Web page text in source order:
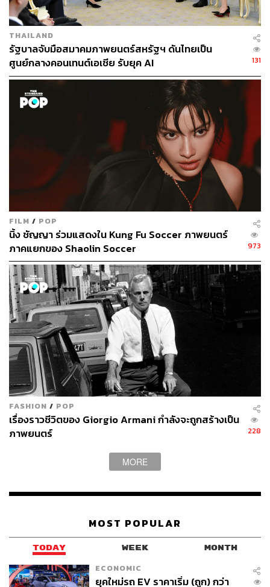
ความผิดพลาดของคนทำและความผิดพลาดในการดูหนัง
ของคนดู เป็นเรื่องที่อาจจะไม่สามารถตัดสินได้ว่าควรจะเป็น
แบบไหน ขึ้นอยู่กับว่าคุณเป็นคนทำแบบไหน และคุณเป็นคน
ดูแบบไหนมากกว่า
พิสูจน์อักษร:
เต๋อ-นวพล ธำรงรัตนฤทธิ์
134
ABOUT THE AUTHOR
นวพล ธำรงรัตนฤทธิ์
เป็นนักติดต่อสื่อสารผ่านมีเดียต่างๆ โดยหลัก
คือจอหนังในโรงภาพยนตร์และมือถือ โดยรอง
คือตัวหนังสือหน้าคอมพิวเตอร์และแผ่น
กระดาษ โดยน้อยที่สุดคือพอดแคสต์และอาร์ต
สเปซ กับคอลัมน์ ‘Before Behind Between’
THAILAND
รัฐบาลจับมือสมาคมภาพยนตร์สหรัฐฯ ดันไทยเป็น
ศูนย์กลางคอนเทนต์เอเชีย รับยุค AI
131
FILM / POP
นิ้ง ชัญญา ร่วมแสดงใน Kung Fu Soccer ภาพยนตร์
ภาคแยกของ Shaolin Soccer
973
FASHION / POP
เรื่องราวชีวิตของ Giorgio Armani กำลังจะถูกสร้างเป็น
ภาพยนตร์
228
MORE
MOST POPULAR
TODAY WEEK MONTH
ECONOMIC
ยุคใหม่รถ EV ราคาเริ่ม (ถูก) กว่า